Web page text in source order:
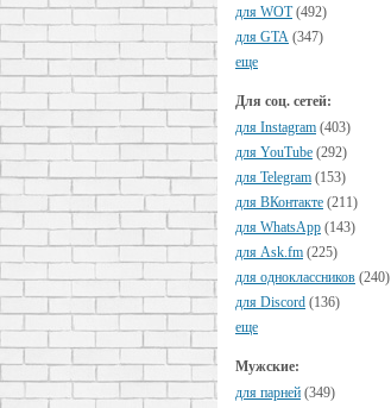
для WOT (492)
для GTA (347)
еще
Для соц. сетей:
для Instagram (403)
для YouTube (292)
для Telegram (153)
для ВКонтакте (211)
для WhatsApp (143)
для Ask.fm (225)
для одноклассников (240)
для Discord (136)
еще
Мужские:
для парней (349)